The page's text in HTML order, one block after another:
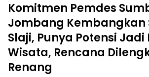
Komitmen Pemdes
Jombang Kembangkan
Slaji, Punya Potensi Jadi
Wisata, Rencana
Renang